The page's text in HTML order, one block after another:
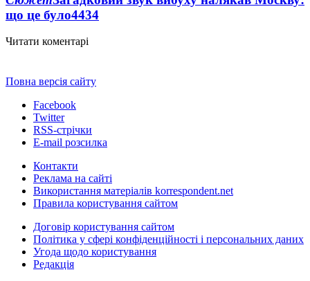
що це було4434
Читати коментарі
Повна версія сайту
Facebook
Twitter
RSS-стрічки
E-mail розсилка
Контакти
Реклама на сайті
Використання матеріалів korrespondent.net
Правила користування сайтом
Договір користування сайтом
Політика у сфері конфіденційності і персональних даних
Угода щодо користування
Редакція